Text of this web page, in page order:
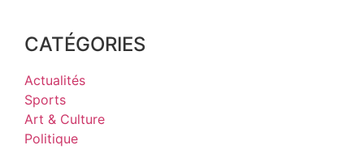
CATÉGORIES
Actualités
Sports
Art & Culture
Politique